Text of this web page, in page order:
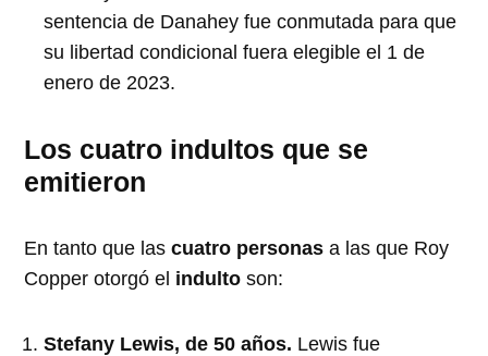
sentencia de Danahey fue conmutada para que
su libertad condicional fuera elegible el 1 de
enero de 2023.
Los cuatro indultos que se
emitieron
En tanto que lascuatro personas a las que Roy
Copper otorgó el indulto son:
Stefany Lewis, de 50 años. Lewis fue